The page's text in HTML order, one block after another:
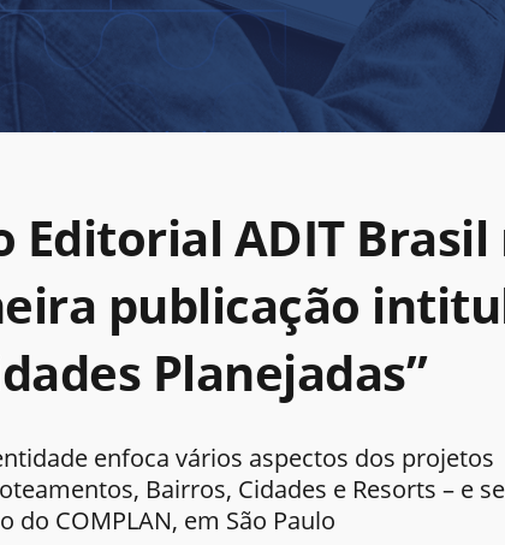
Editorial ADIT
publicação
Planejadas”
enfoca vários aspectos dos projetos
Bairros, Cidades e Resorts – e
do COMPLAN, em São Paulo